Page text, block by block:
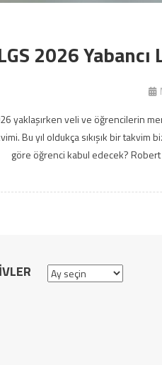
2026
yaklaşırken veli ve öğrencilerin
Bu yıl oldukça sıkışık bir
göre öğrenci kabul edecek?
Arşivler